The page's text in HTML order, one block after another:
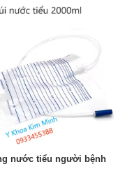
nước tiểu người bệnh